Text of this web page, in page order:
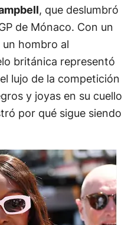
, que deslumbró
de Mónaco. Con un
hombro al
británica representó
lujo de la competición
y joyas en su cuello
por qué sigue siendo